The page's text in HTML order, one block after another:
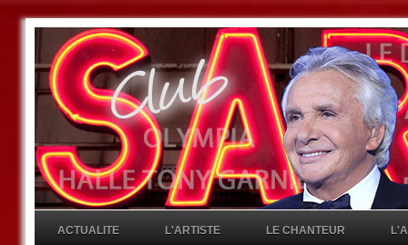
ACTUALITE L'ARTISTE LE CHANTEUR